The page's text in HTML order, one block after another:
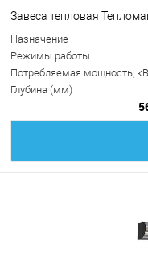
Завеса тепловая
Назначение
Режимы работы
Потребляемая мощность,
Глубина (мм)